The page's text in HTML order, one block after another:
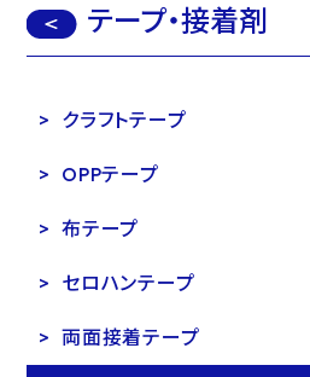
テープ・接着剤
クラフトテープ
OPPテープ
布テープ
セロハンテープ
両面接着テープ